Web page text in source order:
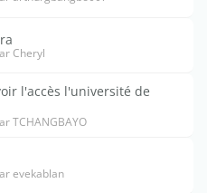
Cheryl
l'accès l'université de
TCHANGBAYO
evekablan